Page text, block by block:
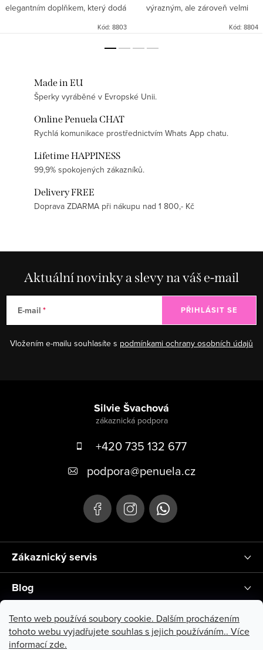
Tento web používá soubory cookie. Dalším procházením
tohoto webu vyjadřujete souhlas s jejich používáním.. Více
informacízde.
elegantním doplňkem, který dodá
třásně krásně reagují...
Kód: 8803
výrazným, ale zároveň velmi
luxusní šmrnc 🤍🌸. Jemné...
Kód: 8804
Made in EU
Šperky vyráběné v Evropské Unii.
Online Penuela CHAT
Rychlá komunikace prostřednictvím Whats App chatu.
Lifetime HAPPINESS
99,9% spokojených zákazníků.
Delivery FREE
Doprava ZDARMA při nákupu nad 1 800,- Kč
Aktuální novinky a slevy na váš e-mail
E-mail
Vložením e-mailu souhlasíte s podmínkami ochrany osobních údajů
PŘIHLÁSIT SE
Silvie Švachová
+420 735 132 677
podpora@penuela.cz
Zákaznický servis
Blog
Instagram